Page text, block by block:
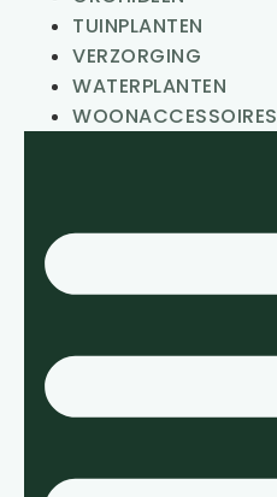
TUINPLANTEN
VERZORGING
WATERPLANTEN
WOONACCESSOIRES